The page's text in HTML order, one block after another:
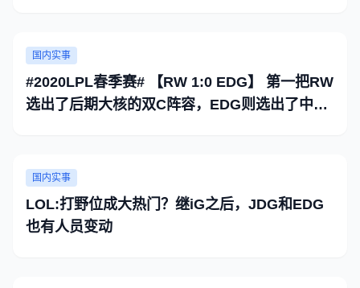
国内实事
#2020LPL春季赛# 【RW 1:0 EDG】 第一把RW
选出了后期大核的双C阵容，EDG则选出了中前
打野皇子拿到头后没能扛起大梁，全场梦游
EDG下路也没有优势，这把这样状态以及发挥的
EDG可以说全LPL的
国内实事
LOL:打野位成大热门？继iG之后，JDG和EDG
也有人员变动